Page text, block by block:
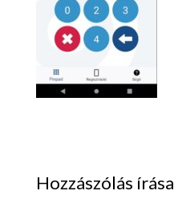
Hozzászólás írása